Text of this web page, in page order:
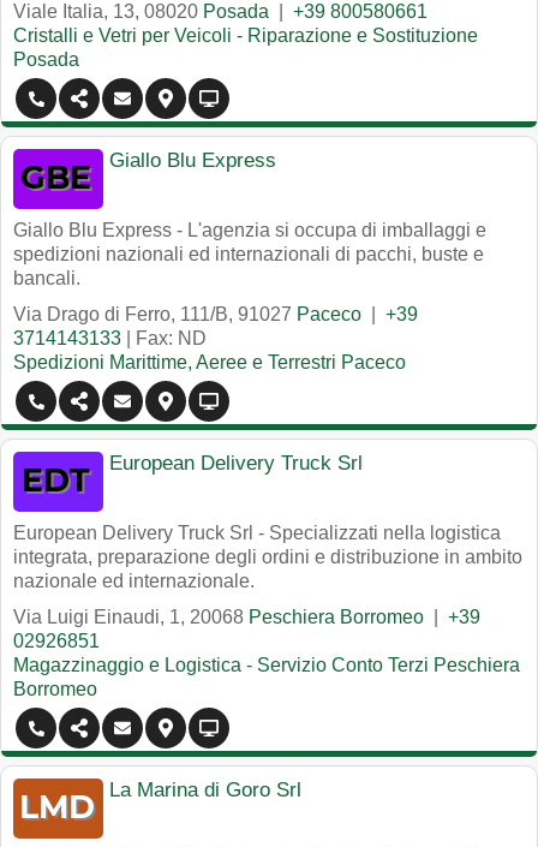
Viale Italia, 13, 08020 Posada
+39 800580661
Cristalli e Vetri per Veicoli - Riparazione e Sostituzione
Posada
Giallo Blu Express
Giallo Blu Express - L'agenzia si occupa di imballaggi e
spedizioni nazionali ed internazionali di pacchi, buste e
bancali.
Via Drago di Ferro, 111/B, 91027 Paceco
+39
3714143133 | Fax: ND
Spedizioni Marittime, Aeree e Terrestri Paceco
European Delivery Truck Srl
European Delivery Truck Srl - Specializzati nella logistica
integrata, preparazione degli ordini e distribuzione in ambito
nazionale ed internazionale.
Via Luigi Einaudi, 1, 20068 Peschiera Borromeo
+39
02926851
Magazzinaggio e Logistica - Servizio Conto Terzi Peschiera
Borromeo
La Marina di Goro Srl